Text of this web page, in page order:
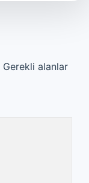
Gerekli alanlar